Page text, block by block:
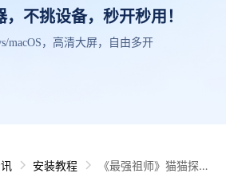
不挑设备，秒开秒用！
macOS，高清大屏，自由多开
安装教程
《最强祖师》猫猫探险